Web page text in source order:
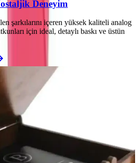
Deneyim
şarkılarını içeren yüksek kaliteli analog
için ideal, detaylı baskı ve üstün